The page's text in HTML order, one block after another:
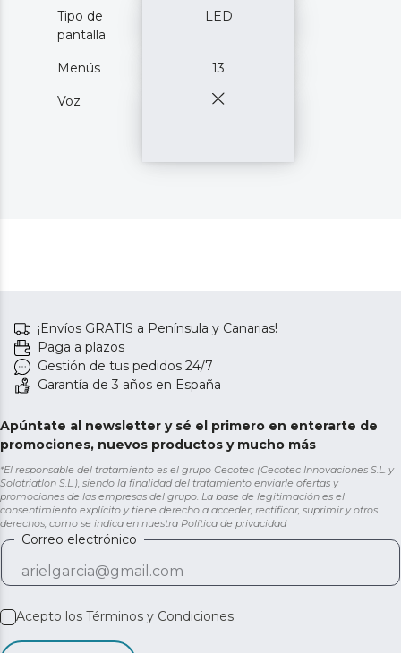
Tipo de
pantalla
LED
Menús 13
Voz
¡Envíos GRATIS a Península y Canarias!
Paga a plazos
Gestión de tus pedidos 24/7
Garantía de 3 años en España
Apúntate al newsletter y sé el primero en enterarte de
promociones, nuevos productos y mucho más
*El responsable del tratamiento es el grupo Cecotec (Cecotec Innovaciones S.L. y
Solotriatlon S.L.), siendo la finalidad del tratamiento enviarle ofertas y
promociones de las empresas del grupo. La base de legitimación es el
consentimiento explícito y tiene derecho a acceder, rectificar, suprimir y otros
derechos, como se indica en nuestra Política de privacidad
Correo electrónico
Acepto los Términos y Condiciones